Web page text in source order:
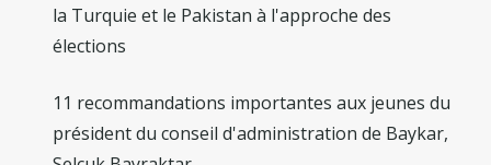
la Turquie et le Pakistan à l'approche des
élections
11 recommandations importantes aux jeunes du
président du conseil d'administration de Baykar,